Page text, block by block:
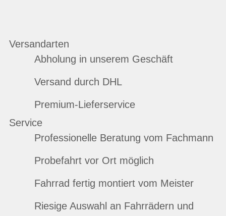
Versandarten
Abholung in unserem Geschäft
Versand durch DHL
Premium-Lieferservice
Service
Professionelle Beratung vom Fachmann
Probefahrt vor Ort möglich
Fahrrad fertig montiert vom Meister
Riesige Auswahl an Fahrrädern und